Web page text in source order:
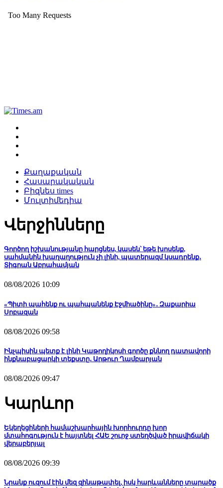
Քաղաքական
Հասարակական
Բիզնես times
Մուլտիմեդիա
Վերջինները
Գործող իշխանությանը հարցնես, կասեն՝ եթե խոսենք,
սահմանին խաղաղություն չի լինի, պատերազմ կսադրենք․
Տիգրան Աբրահամյան
08/08/2026 10:09
«Պիտի պահենք ու պահպանենք Էջմիածինը»․ Զաքարիա
Սրբազան
08/08/2026 09:58
Ինչպիսին պետք է լինի Կաթողիկոսի գործը քննող դատավորի
ինքնաբացարկի տեքստը․ Արթուր Ղամբարյան
08/08/2026 09:47
Կարևոր
Եկեղեցիների համաշխարհային խորհուրդը խոր
մտահոգություն է հայտնել ՀԱԵ շուրջ ստեղծված իրավիճակի
վերաբերյալ
08/08/2026 09:39
Նրանք ուզում էին մեզ զինաթափել, իսկ հարևանները տարածք